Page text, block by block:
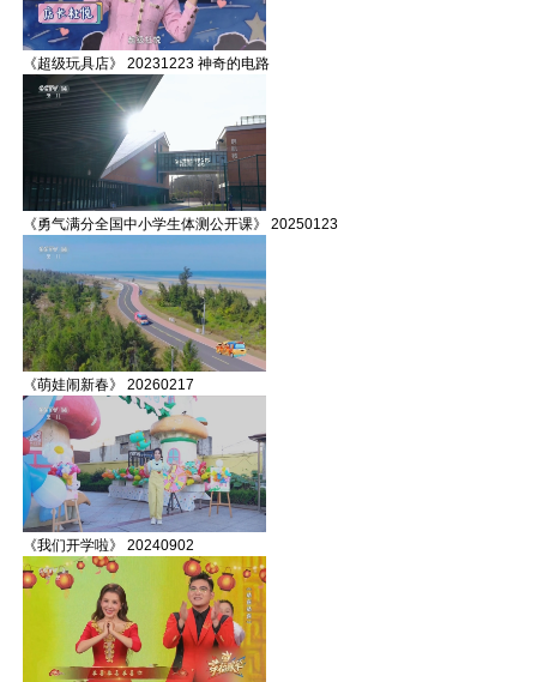
《超级玩具店》 20231223 神奇的电路
《勇气满分全国中小学生体测公开课》 20250123
《萌娃闹新春》 20260217
《我们开学啦》 20240902